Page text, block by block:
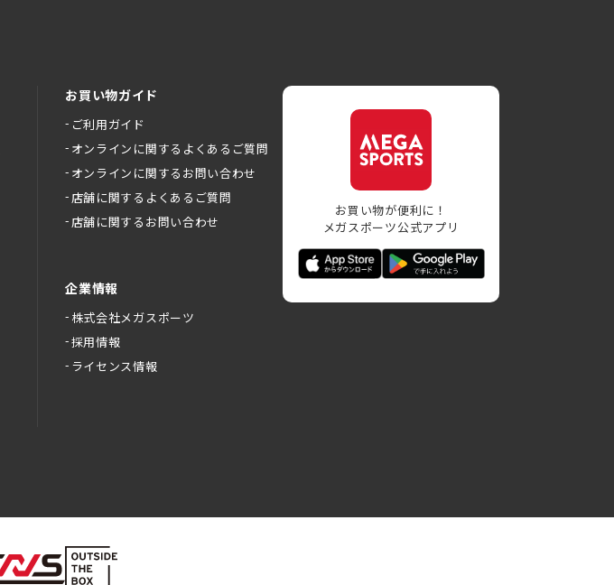
お買い物ガイド
ご利用ガイド
オンラインに関するよくあるご質問
オンラインに関するお問い合わせ
店舗に関するよくあるご質問
店舗に関するお問い合わせ
企業情報
株式会社メガスポーツ
採用情報
ライセンス情報
お買い物が便利に！
メガスポーツ公式アプリ